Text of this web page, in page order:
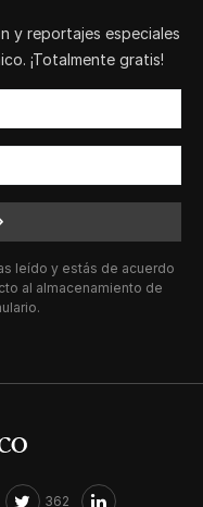
y reportajes especiales
¡Totalmente gratis!
leído y estás de acuerdo
al almacenamiento de
362